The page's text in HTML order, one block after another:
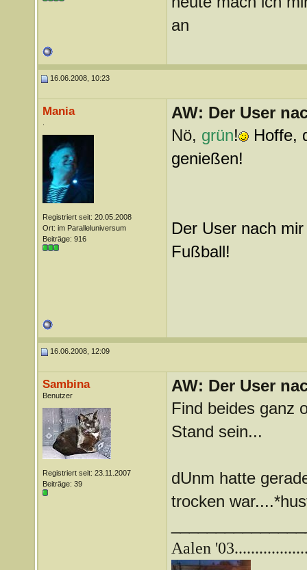
an
16.06.2008, 10:23
Mania
Registriert seit: 20.05.2008
Ort: im Paralleluniversum
Beiträge: 916
AW: Der User
Nö, grün!
Hoffe,
genießen!
Der User nach
Fußball!
16.06.2008, 12:09
Sambina
Benutzer
Registriert seit: 23.11.2007
Beiträge: 39
AW: Der User
Find beides ganz
Stand sein...
dUnm hatte
trocken
Aalen